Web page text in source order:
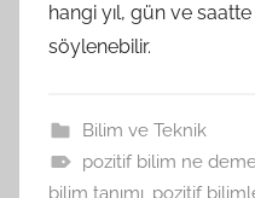
hangi yıl, gün ve
söylenebilir.
Bilim ve Teknik
pozitif bilim ne
bilim tanımı, pozitif